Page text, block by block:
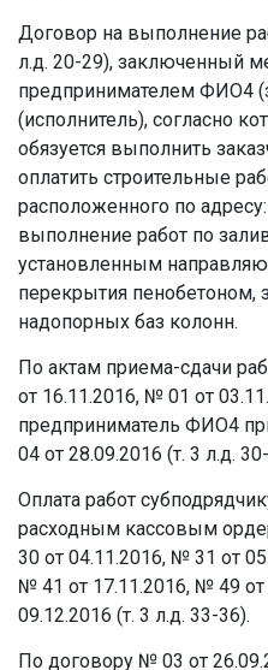
Договор на выполнение
л.д. 20-29), заключенный
предпринимателем ФИО4
(исполнитель), согласно
обязуется выполнить
оплатить строительные
расположенного по
выполнение работ по
установленным
перекрытия пенобетоном,
надопорных баз колонн.
По актам приема-сдачи
от 16.11.2016, № 01 от
предприниматель ФИО4
04 от 28.09.2016 (т. 3 л.д.
Оплата работ
расходным кассовым
30 от 04.11.2016, № 31 от
№ 41 от 17.11.2016, № 49
09.12.2016 (т. 3 л.д. 33-36).
По договору № 03 от